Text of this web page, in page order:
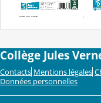
Collège Jules
Contacts Mentions légales
Données personnelles